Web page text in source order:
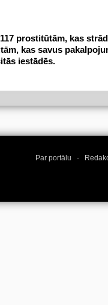
prostitūtām, kas
kas savus
iestādēs.
Par portālu ·